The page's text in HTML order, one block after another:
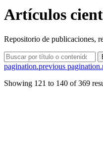
Artículos
Repositorio de publicaciones,
pagination.previous
Showing 121 to 140 of369